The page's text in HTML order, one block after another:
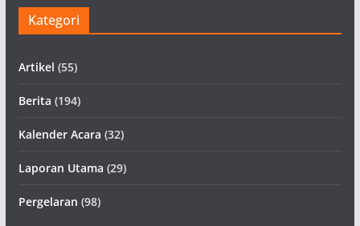
Kategori
Artikel (55)
Berita (194)
Kalender Acara (32)
Laporan Utama (29)
Pergelaran (98)